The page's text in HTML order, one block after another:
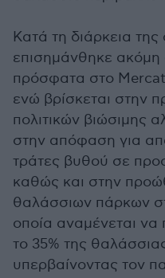
Κατά τη διάρκεια
επισημάνθηκε ακόμη
πρόσφατα στο
ενώ βρίσκεται στην
πολιτικών βιώσιμης
στην απόφαση για
τράτες βυθού σε
καθώς και στην
θαλάσσιων πάρκων
οποία αναμένεται
το 35% της
υπερβαίνοντας τον